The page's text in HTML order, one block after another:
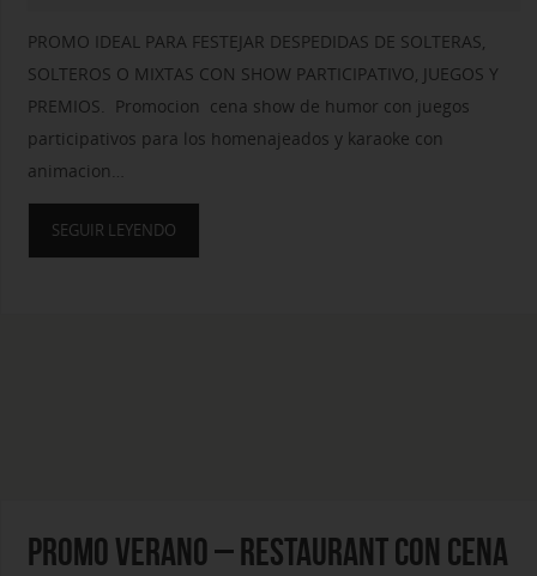
PROMO IDEAL PARA FESTEJAR DESPEDIDAS DE SOLTERAS,
SOLTEROS O MIXTAS CON SHOW PARTICIPATIVO, JUEGOS Y
PREMIOS. Promocion cena show de humor con juegos
participativos para los homenajeados y karaoke con
animacion…
SEGUIR LEYENDO
PROMO VERANO – RESTAURANT CON CENA